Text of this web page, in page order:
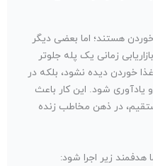
هستند؛ اما بعضی دیگر
زمانی یک پله جلوتر
خوردن دیده نشود، بلکه در
شود. این کار باعث
در ذهن مخاطب زنده
هدفمند زیر اجرا شود: